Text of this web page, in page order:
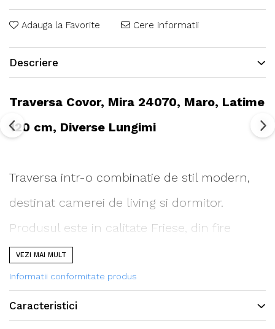
Adauga la Favorite Cere informatii
Descriere
Traversa Covor, Mira 24070, Maro, Latime
120 cm, Diverse Lungimi
Traversa intr-o combinatie de stil modern,
destinat camerei de living si dormitor.
Produsul este in calitate Friese, din fire
rasucite intr-un mod special, ceea ce
permite sa confere covorului o textura si
stralucire deosebita.
VEZI MAI MULT
Informatii conformitate produs
Caracteristici